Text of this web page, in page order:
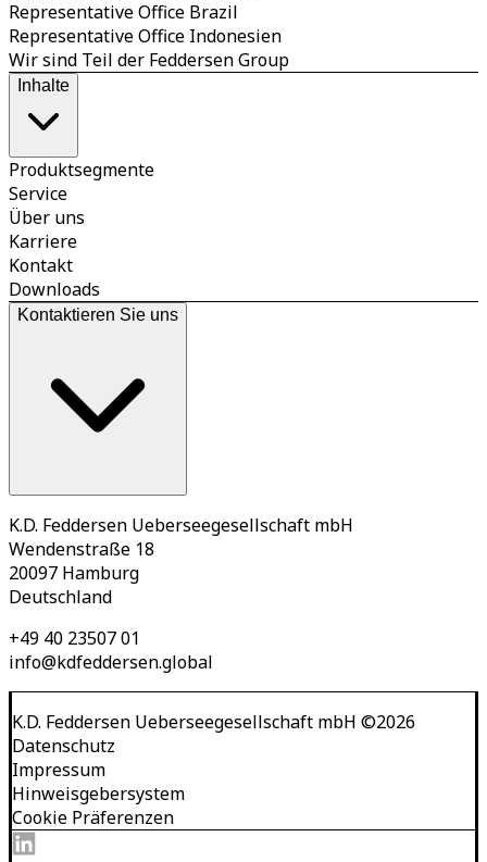
Representative Office Brazil
Representative Office Indonesien
Wir sind Teil der Feddersen Group
Inhalte
Produktsegmente
Service
Über uns
Karriere
Kontakt
Downloads
Kontaktieren Sie uns
K.D. Feddersen Ueberseegesellschaft mbH
Wendenstraße 18
20097 Hamburg
Deutschland
+49 40 23507 01
info@kdfeddersen.global
K.D. Feddersen Ueberseegesellschaft mbH ©2026
Datenschutz
Impressum
Hinweisgebersystem
Cookie Präferenzen